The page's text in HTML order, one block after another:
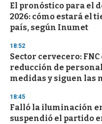
El pronóstico para el
2026: cómo estará el
país, según Inumet
18:52
Sector cervecero:
reducción de
medidas y siguen las
18:45
Falló la iluminación
suspendió el partido